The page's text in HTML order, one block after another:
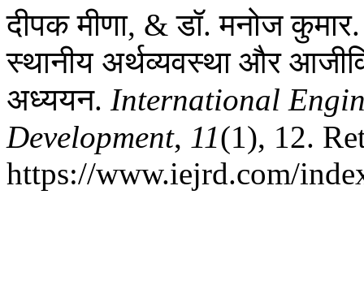
दीपक मीणा, & डॉ. मनोज
स्थानीय अर्थव्यवस्था और
अध्ययन. International
Development, 11(1), 12.
https://www.iejrd.com/